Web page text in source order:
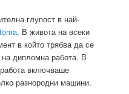
глупост в най-
. В живота на всеки
в който трябва да се
дипломна работа. В
включваше
разнородни машини.